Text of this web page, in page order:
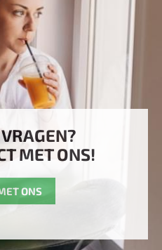
MET ONS!
ONS